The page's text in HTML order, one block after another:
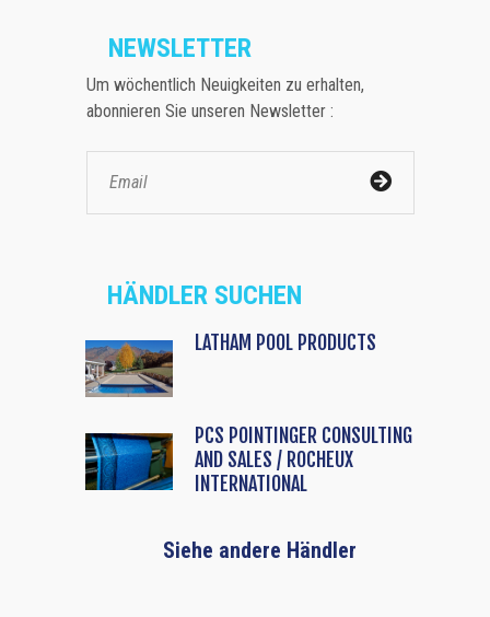
NEWSLETTER
Um wöchentlich Neuigkeiten zu erhalten,
abonnieren Sie unseren Newsletter :
HÄNDLER SUCHEN
LATHAM POOL PRODUCTS
PCS POINTINGER CONSULTING
AND SALES / ROCHEUX
INTERNATIONAL
Siehe andere Händler